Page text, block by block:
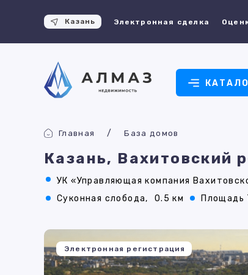
Казань Электронная сделка
Главная База домов
Казань, Вахитовский
УК «Управляющая компания
Суконная слобода, 0.5 км Площадь
Электронная регистрация